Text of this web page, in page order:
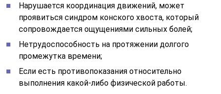
Нарушается координация движений, может
проявиться синдром конского хвоста, который
сопровождается ощущениями сильных болей;
Нетрудоспособность на протяжении долгого
промежутка времени;
Если есть противопоказания относительно
выполнения какой-либо физической работы.